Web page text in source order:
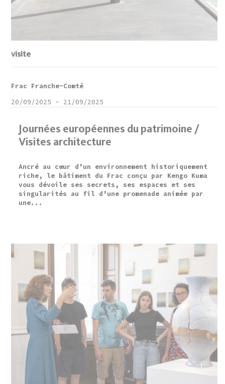
visite
Journées européennes du patrimoine /
Visites architecture
Ancré au cœur d’un environnement historiquement
riche, le bâtiment du Frac conçu par Kengo Kuma
vous dévoile ses secrets, ses espaces et ses
singularités au fil d’une promenade animée par
une...
Frac Franche-Comté
20/09/2025 - 21/09/2025